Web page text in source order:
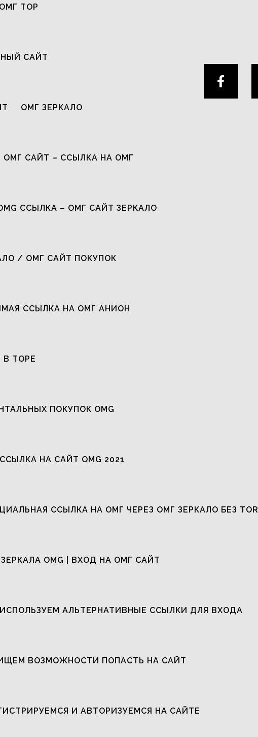
ОМГ ТОР
САЙТ
ОМГ ЗЕРКАЛО
ОМГ САЙТ – ССЫЛКА НА ОМГ
ССЫЛКА – ОМГ САЙТ ЗЕРКАЛО
/ ОМГ САЙТ ПОКУПОК
ССЫЛКА НА ОМГ АНИОН
В ТОРЕ
ПОКУПОК OMG
НА САЙТ OMG 2021
ССЫЛКА НА ОМГ ЧЕРЕЗ ОМГ ЗЕРКАЛО БЕЗ TOR
OMG | ВХОД НА ОМГ САЙТ
АЛЬТЕРНАТИВНЫЕ ССЫЛКИ ДЛЯ ВХОДА
ИЩЕМ ВОЗМОЖНОСТИ ПОПАСТЬ НА САЙТ
И АВТОРИЗУЕМСЯ НА САЙТЕ